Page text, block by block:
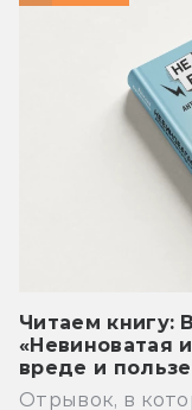
Читаем книгу:
«Невиноватая
вреде и
Отрывок, в